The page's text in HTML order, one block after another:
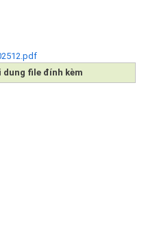
file đính kèm